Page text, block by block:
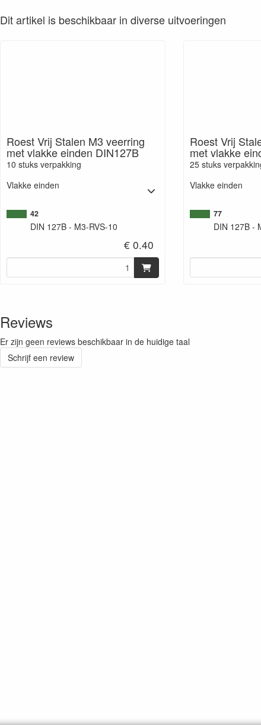
Dit artikel is beschikbaar in diverse uitvoeringen
Roest Vrij Stalen M3 veerring
met vlakke einden DIN127B
10 stuks verpakking
Vlakke einden
42
DIN 127B - M3-RVS-10
€ 0.40
Roest Vrij
met vlakke
25 stuks
Vlakke einden
77
DIN 127B -
Reviews
Er zijn geen reviews beschikbaar in de huidige taal
Schrijf een review